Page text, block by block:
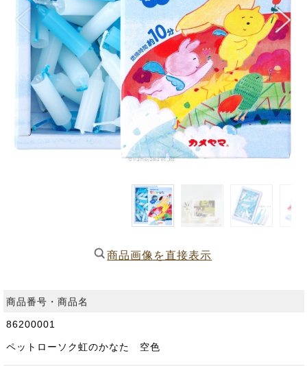
商品画像を直接表示
商品番号・商品名
86200001
ペットローソク虹のかなた 空色